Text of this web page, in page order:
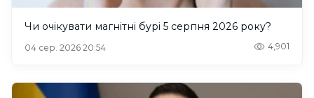
Чи очікувати магнітні бурі 5 серпня 2026 року?
04 сер. 2026 20:54 4,901